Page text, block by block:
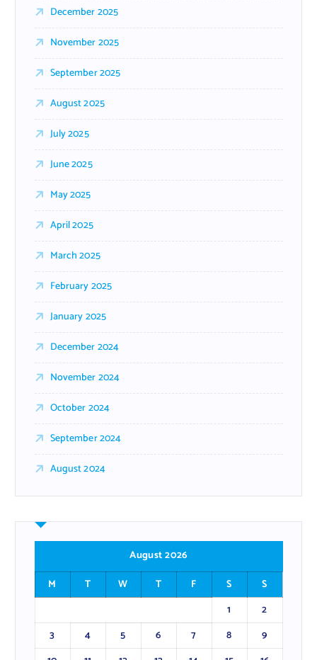
December 2025
November 2025
September 2025
August 2025
July 2025
June 2025
May 2025
April 2025
March 2025
February 2025
January 2025
December 2024
November 2024
October 2024
September 2024
August 2024
August 2026
M
T W T F S
S
1
2
3
4 5 6 7 8
9